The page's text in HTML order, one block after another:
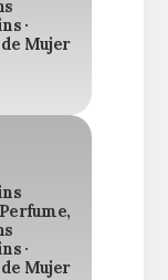
·
Mujer
·
Mujer